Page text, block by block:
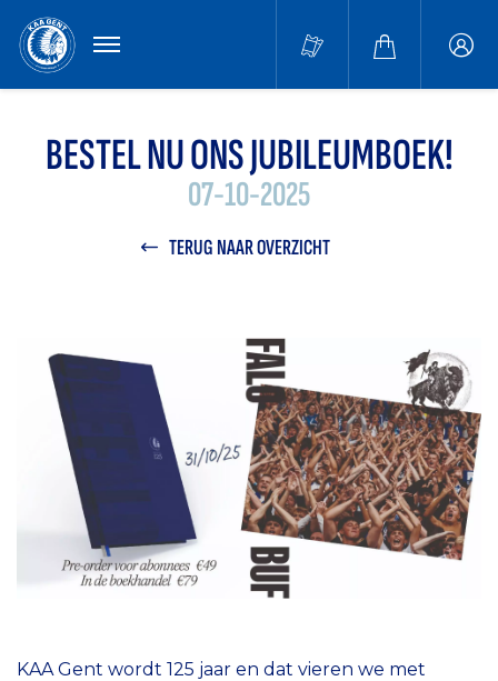
MENU
BESTEL NU ONS JUBILEUMBOEK!
07-10-2025
TERUG NAAR OVERZICHT
KAA Gent wordt 125 jaar en dat vieren we met